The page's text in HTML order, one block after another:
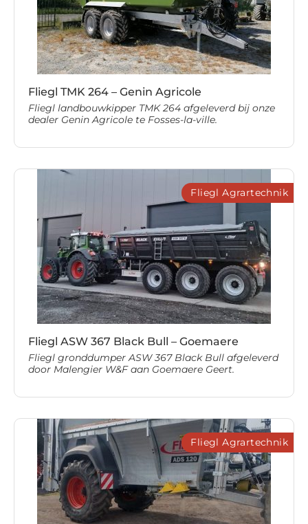
Fliegl TMK 264 – Genin Agricole
Fliegl landbouwkipper TMK 264 afgeleverd bij onze
dealer Genin Agricole te Fosses-la-ville.
Fliegl Agrartechnik
Fliegl ASW 367 Black Bull – Goemaere
Fliegl gronddumper ASW 367 Black Bull afgeleverd
door Malengier W&F aan Goemaere Geert.
Fliegl Agrartechnik